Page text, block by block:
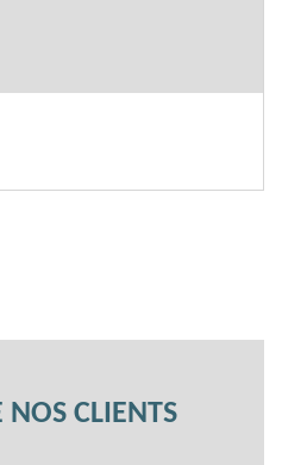
NOS CLIENTS